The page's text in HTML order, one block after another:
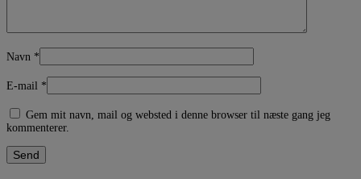
Navn *
E-mail *
Gem mit navn, mail og websted i denne browser til næste gang jeg
kommenterer.